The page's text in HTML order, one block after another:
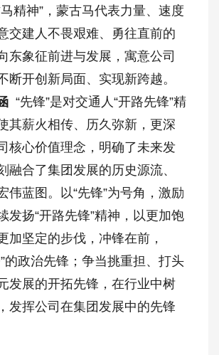
精神”，蒙古马代表力量、速度
交建人不畏艰难、勇往直前的
东象征前进与发展，寓意公司
断开创新局面、实现新跨越。
“先锋”是对交通人“开路先锋”精
其薪火相传、历久弥新，更深
核心价值理念，明确了未来发
融合了集团发展的历史源流、
伟蓝图。以“先锋”为号角，激励
发扬“开路先锋”精神，以更加饱
加坚定的步伐，冲锋在前，
的政治先锋；争当挑重担、打头
发展的开拓先锋，在行业中树
发挥公司在集团发展中的先锋